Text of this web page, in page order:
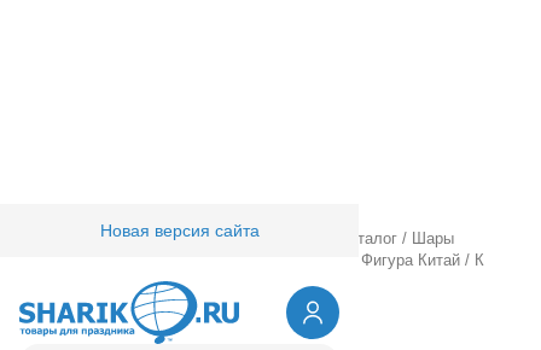
Новая версия сайта
Товары для праздника/ Оптовый каталог /
Шары
Фигура Китай / К
ФИГУРА Собака ушастая рыжая